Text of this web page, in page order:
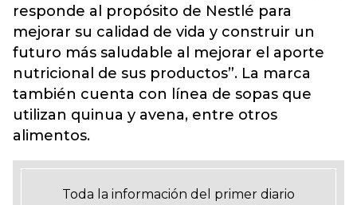
responde al propósito de Nestlé para
mejorar su calidad de vida y construir un
futuro más saludable al mejorar el aporte
nutricional de sus productos”. La marca
también cuenta con línea de sopas que
utilizan quinua y avena, entre otros
alimentos.
Toda la información del primer diario